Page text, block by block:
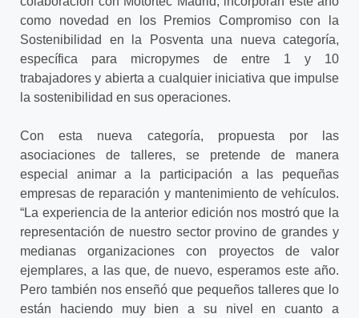
como novedad en los Premios Compromiso con la
Sostenibilidad en la Posventa una nueva categoría,
específica para micropymes de entre 1 y 10
trabajadores y abierta a cualquier iniciativa que impulse
la sostenibilidad en sus operaciones.
Con esta nueva categoría, propuesta por las
asociaciones de talleres, se pretende de manera
especial animar a la participación a las pequeñas
empresas de reparación y mantenimiento de vehículos.
“La experiencia de la anterior edición nos mostró que la
representación de nuestro sector provino de grandes y
medianas organizaciones con proyectos de valor
ejemplares, a las que, de nuevo, esperamos este año.
Pero también nos enseñó que pequeños talleres que lo
están haciendo muy bien a su nivel en cuanto a